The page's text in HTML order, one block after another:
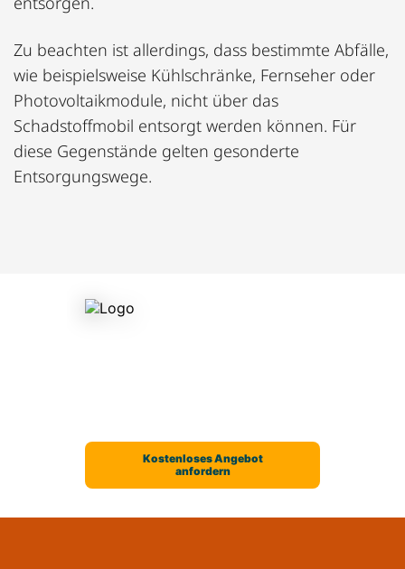
Zu beachten ist allerdings, dass bestimmte Abfälle,
wie beispielsweise Kühlschränke, Fernseher oder
Photovoltaikmodule, nicht über das
Schadstoffmobil entsorgt werden können. Für
diese Gegenstände gelten gesonderte
Entsorgungswege.